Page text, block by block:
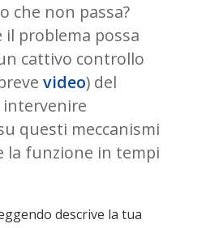
che non passa?
il problema possa
cattivo controllo
video) del
intervenire
questi meccanismi
la funzione in tempi
descrive la tua